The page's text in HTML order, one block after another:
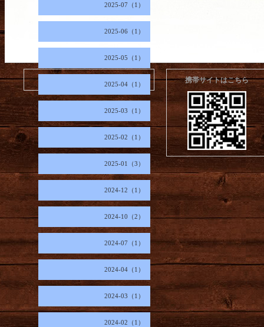
2025-07（1）
2025-06（1）
2025-05（1）
2025-04（1）
2025-03（1）
2025-02（1）
2025-01（3）
2024-12（1）
2024-10（2）
2024-07（1）
2024-04（1）
2024-03（1）
2024-02（1）
携帯サイトはこちら